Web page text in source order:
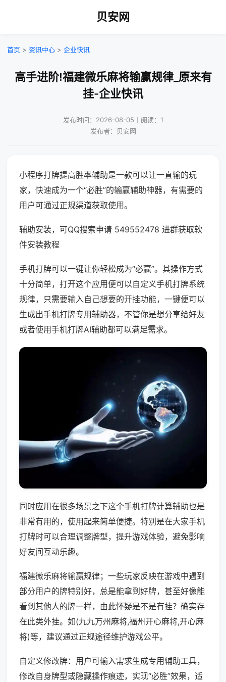
贝安网
首页 > 资讯中心 > 企业快讯
高手进阶!福建微乐麻将输赢规律_原来有
挂-企业快讯
发布时间：2026-08-05｜阅读：1
发布者：贝安网
小程序打牌提高胜率辅助是一款可以让一直输的玩
家，快速成为一个“必胜”的输赢辅助神器，有需要的
用户可通过正规渠道获取使用。
辅助安装，可QQ搜索申请 549552478 进群获取软
件安装教程
手机打牌可以一键让你轻松成为“必赢”。其操作方式
十分简单，打开这个应用便可以自定义手机打牌系统
规律，只需要输入自己想要的开挂功能，一键便可以
生成出手机打牌专用辅助器，不管你是想分享给好友
或者使用手机打牌AI辅助都可以满足需求。
同时应用在很多场景之下这个手机打牌计算辅助也是
非常有用的，使用起来简单便捷。特别是在大家手机
打牌时可以合理调整牌型，提升游戏体验，避免影响
好友间互动乐趣。
福建微乐麻将输赢规律；一些玩家反映在游戏中遇到
部分用户的牌特别好，总是能拿到好牌，甚至好像能
看到其他人的牌一样，由此怀疑是不是有挂？确实存
在此类外挂。如(九九万州麻将,福州开心麻将,开心麻
将)等，建议通过正规途径维护游戏公平。
自定义修改牌：用户可输入需求生成专用辅助工具，
修改自身牌型或隐藏操作痕迹，实现“必胜”效果，适